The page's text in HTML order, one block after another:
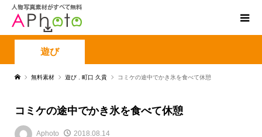
遊び
無料素材 遊び 町口 久貴 コミケの途中でかき氷を食べて休憩
コミケの途中でかき氷を食べて休憩
Aphoto 2018.08.14